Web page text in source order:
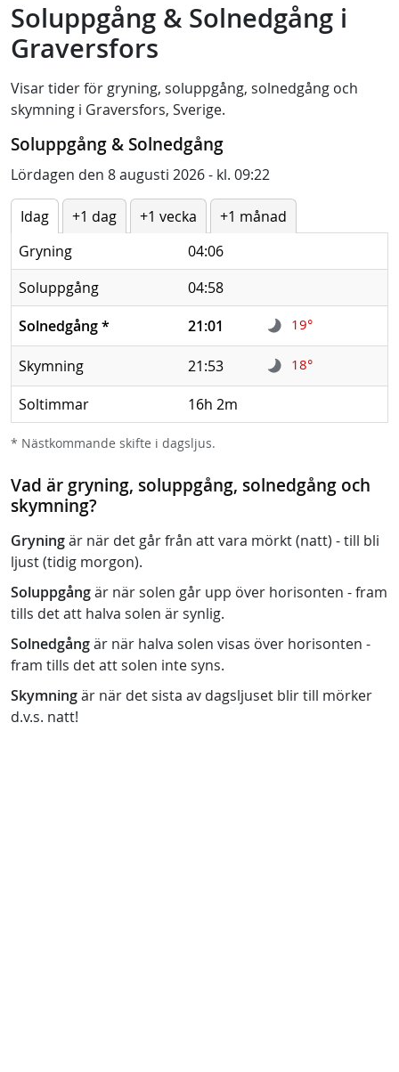
Soluppgång & Solnedgång i
Graversfors
Visar tider för gryning, soluppgång, solnedgång och
skymning i Graversfors, Sverige.
Soluppgång & Solnedgång
Lördagen den 8 augusti 2026 - kl. 09:22
Idag +1 dag +1 vecka
+1 månad
Gryning
04:06
Soluppgång
04:58
Solnedgång* 21:01 19°
Skymning 21:53 18°
Soltimmar 16h 2m
* Nästkommande skifte i dagsljus.
Vad är gryning, soluppgång, solnedgång och
skymning?
Gryningär när det går från att vara mörkt (natt) - till bli
ljust (tidig morgon).
Soluppgångär när solen går upp över horisonten - fram
tills det att halva solen är synlig.
Solnedgångär när halva solen visas över horisonten -
fram tills det att solen inte syns.
Skymningär när det sista av dagsljuset blir till mörker
d.v.s. natt!